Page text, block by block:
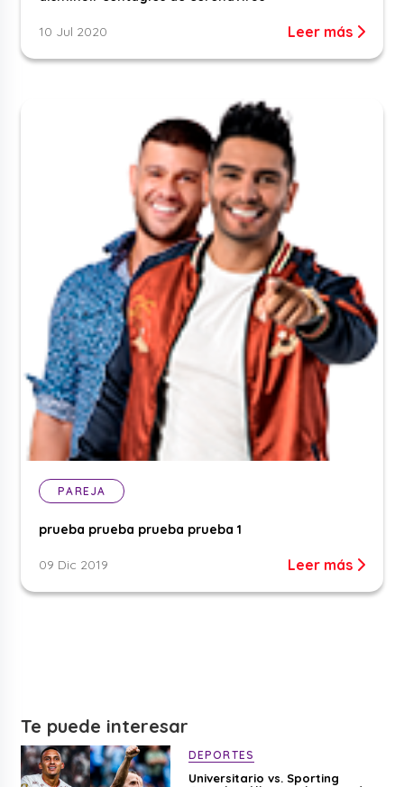
10 Jul 2020 Leer más
PAREJA
prueba prueba prueba prueba 1
09 Dic 2019 Leer más
Te puede interesar
DEPORTES
Universitario vs. Sporting